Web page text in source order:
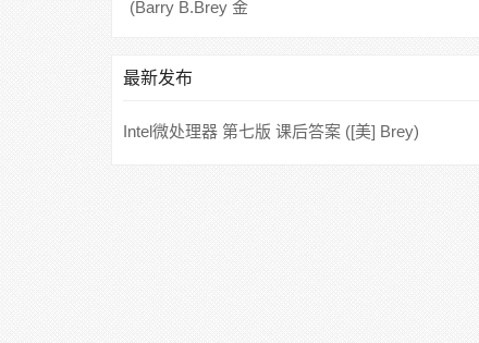
(Barry B.Brey 金
最新发布
Intel微处理器 第七版 课后答案 ([美] Brey)